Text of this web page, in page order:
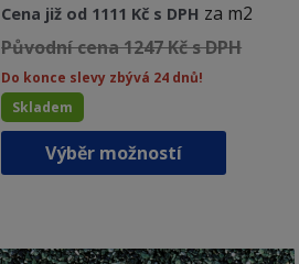
Cena již od 1111 Kč s DPH za m2
Původní cena 1247 Kč s DPH
Do konce slevy zbývá 24 dnů!
Skladem
Výběr možností
Tento
variant.